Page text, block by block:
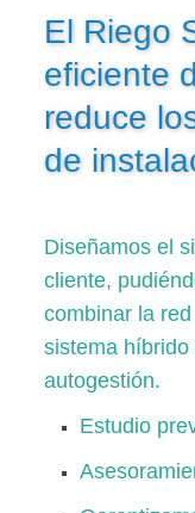
El Riego
eficiente
reduce
de
Diseñamos el
cliente,
combinar la
sistema
autogestión.
Estudio